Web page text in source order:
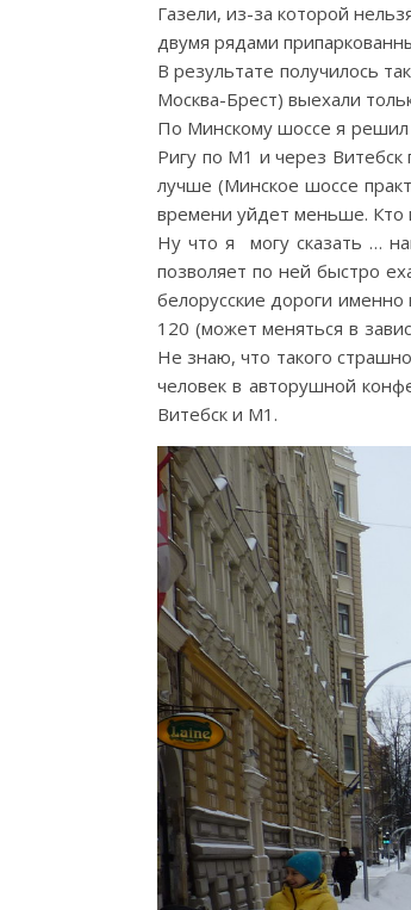
Газели, из-за которой
двумя рядами
В результате получилось
Москва-Брест) выехали
По Минскому шоссе я решил
Ригу по М1 и через
лучше (Минское шоссе
времени уйдет меньше. Кто
Ну что я могу сказать …
позволяет по ней быстро
белорусские дороги
120 (может меняться в
Не знаю, что такого
человек в авторушной
Витебск и М1.